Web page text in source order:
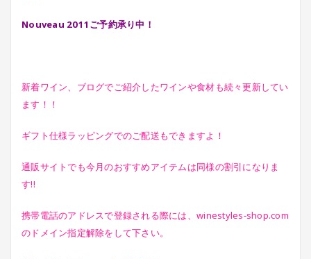
Nouveau 2011ご予約承り中！
新着ワイン、ブログでご紹介したワインや食材も続々更新してい
ます！！
ギフト仕様ラッピングでのご配送もできますよ！
通販サイトでも今月のおすすめアイテムは同様の割引になりま
す!!
携帯電話のアドレスで登録される際には、winestyles-shop.com
のドメイン指定解除をして下さい。